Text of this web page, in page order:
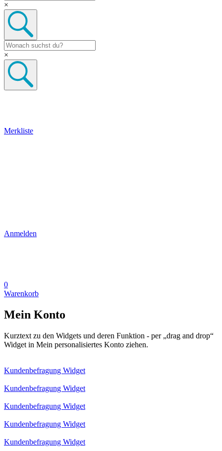
×
×
Merkliste
Anmelden
0
Warenkorb
Mein Konto
Kurztext zu den Widgets und deren Funktion - per „drag and drop“
Widget in Mein personalisiertes Konto ziehen.
Kundenbefragung Widget
Kundenbefragung Widget
Kundenbefragung Widget
Kundenbefragung Widget
Kundenbefragung Widget